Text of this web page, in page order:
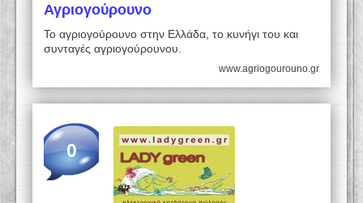
Αγριογούρουνο
Το αγριογούρουνο στην Ελλάδα, το κυνήγι του και
συνταγές αγριογούρουνου.
www.agriogourouno.gr
0